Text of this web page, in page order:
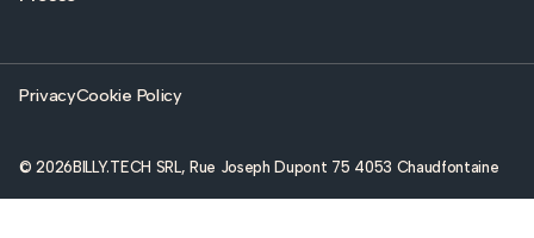
© 2026 BILLY.TECH SRL, Rue Joseph Dupont 75 4053 Chaudfontaine
PrivacyCookie Policy